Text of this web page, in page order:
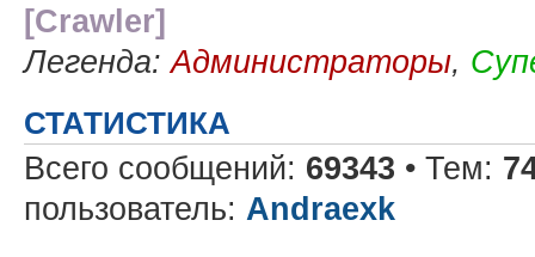
[Crawler]
Легенда:Администраторы,
СТАТИСТИКА
Всего сообщений: 69343 • Тем:
пользователь: Andraexk